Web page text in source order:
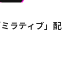
ラティブ」配